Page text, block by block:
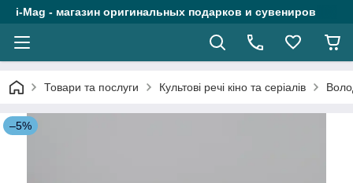
i-Mag - магазин оригинальных подарков и сувениров
Товари та послуги Культові речі кіно та серіалів
–5%